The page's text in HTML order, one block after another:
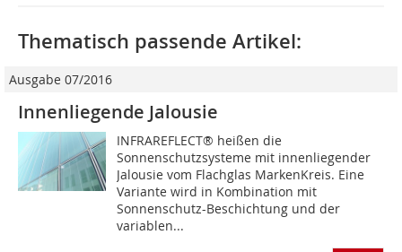
Thematisch passende Artikel:
Ausgabe 07/2016
Innenliegende Jalousie
INFRAREFLECT® heißen die
Sonnenschutzsysteme mit innenliegender
Jalousie vom Flachglas MarkenKreis. Eine
Variante wird in Kombination mit
Sonnenschutz-Beschichtung und der
variablen...